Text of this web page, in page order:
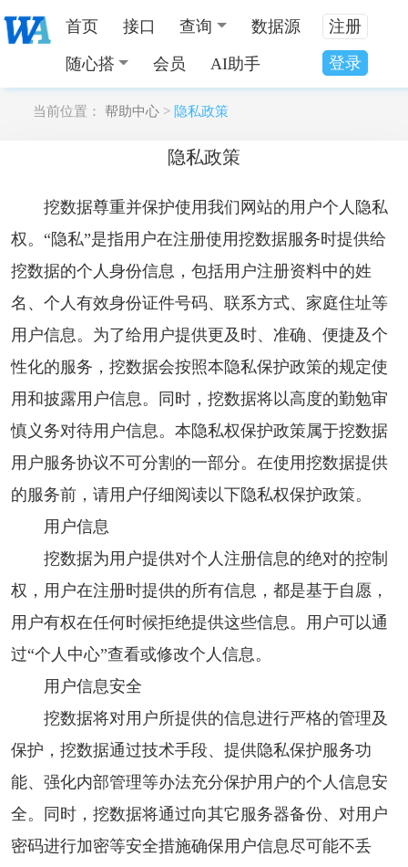
首页 接口 查询 数据源
随心搭 会员 AI助手
注册
登录
当前位置： 帮助中心> 隐私政策
隐私政策
挖数据尊重并保护使用我们网站的用户个人隐私
权。“隐私”是指用户在注册使用挖数据服务时提供给
挖数据的个人身份信息，包括用户注册资料中的姓
名、个人有效身份证件号码、联系方式、家庭住址等
用户信息。为了给用户提供更及时、准确、便捷及个
性化的服务，挖数据会按照本隐私保护政策的规定使
用和披露用户信息。同时，挖数据将以高度的勤勉审
慎义务对待用户信息。本隐私权保护政策属于挖数据
用户服务协议不可分割的一部分。在使用挖数据提供
的服务前，请用户仔细阅读以下隐私权保护政策。
用户信息
挖数据为用户提供对个人注册信息的绝对的控制
权，用户在注册时提供的所有信息，都是基于自愿，
用户有权在任何时候拒绝提供这些信息。用户可以通
过“个人中心”查看或修改个人信息。
用户信息安全
挖数据将对用户所提供的信息进行严格的管理及
保护，挖数据通过技术手段、提供隐私保护服务功
能、强化内部管理等办法充分保护用户的个人信息安
全。同时，挖数据将通过向其它服务器备份、对用户
密码进行加密等安全措施确保用户信息尽可能不丢